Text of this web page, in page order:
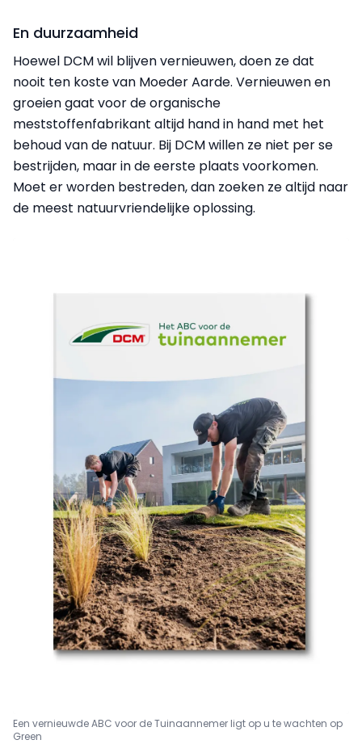
En duurzaamheid
Hoewel DCM wil blijven vernieuwen, doen ze dat
nooit ten koste van Moeder Aarde. Vernieuwen en
groeien gaat voor de organische
meststoffenfabrikant altijd hand in hand met het
behoud van de natuur. Bij DCM willen ze niet per se
bestrijden, maar in de eerste plaats voorkomen.
Moet er worden bestreden, dan zoeken ze altijd naar
de meest natuurvriendelijke oplossing.
Een vernieuwde ABC voor de Tuinaannemer ligt op u te wachten op
Green